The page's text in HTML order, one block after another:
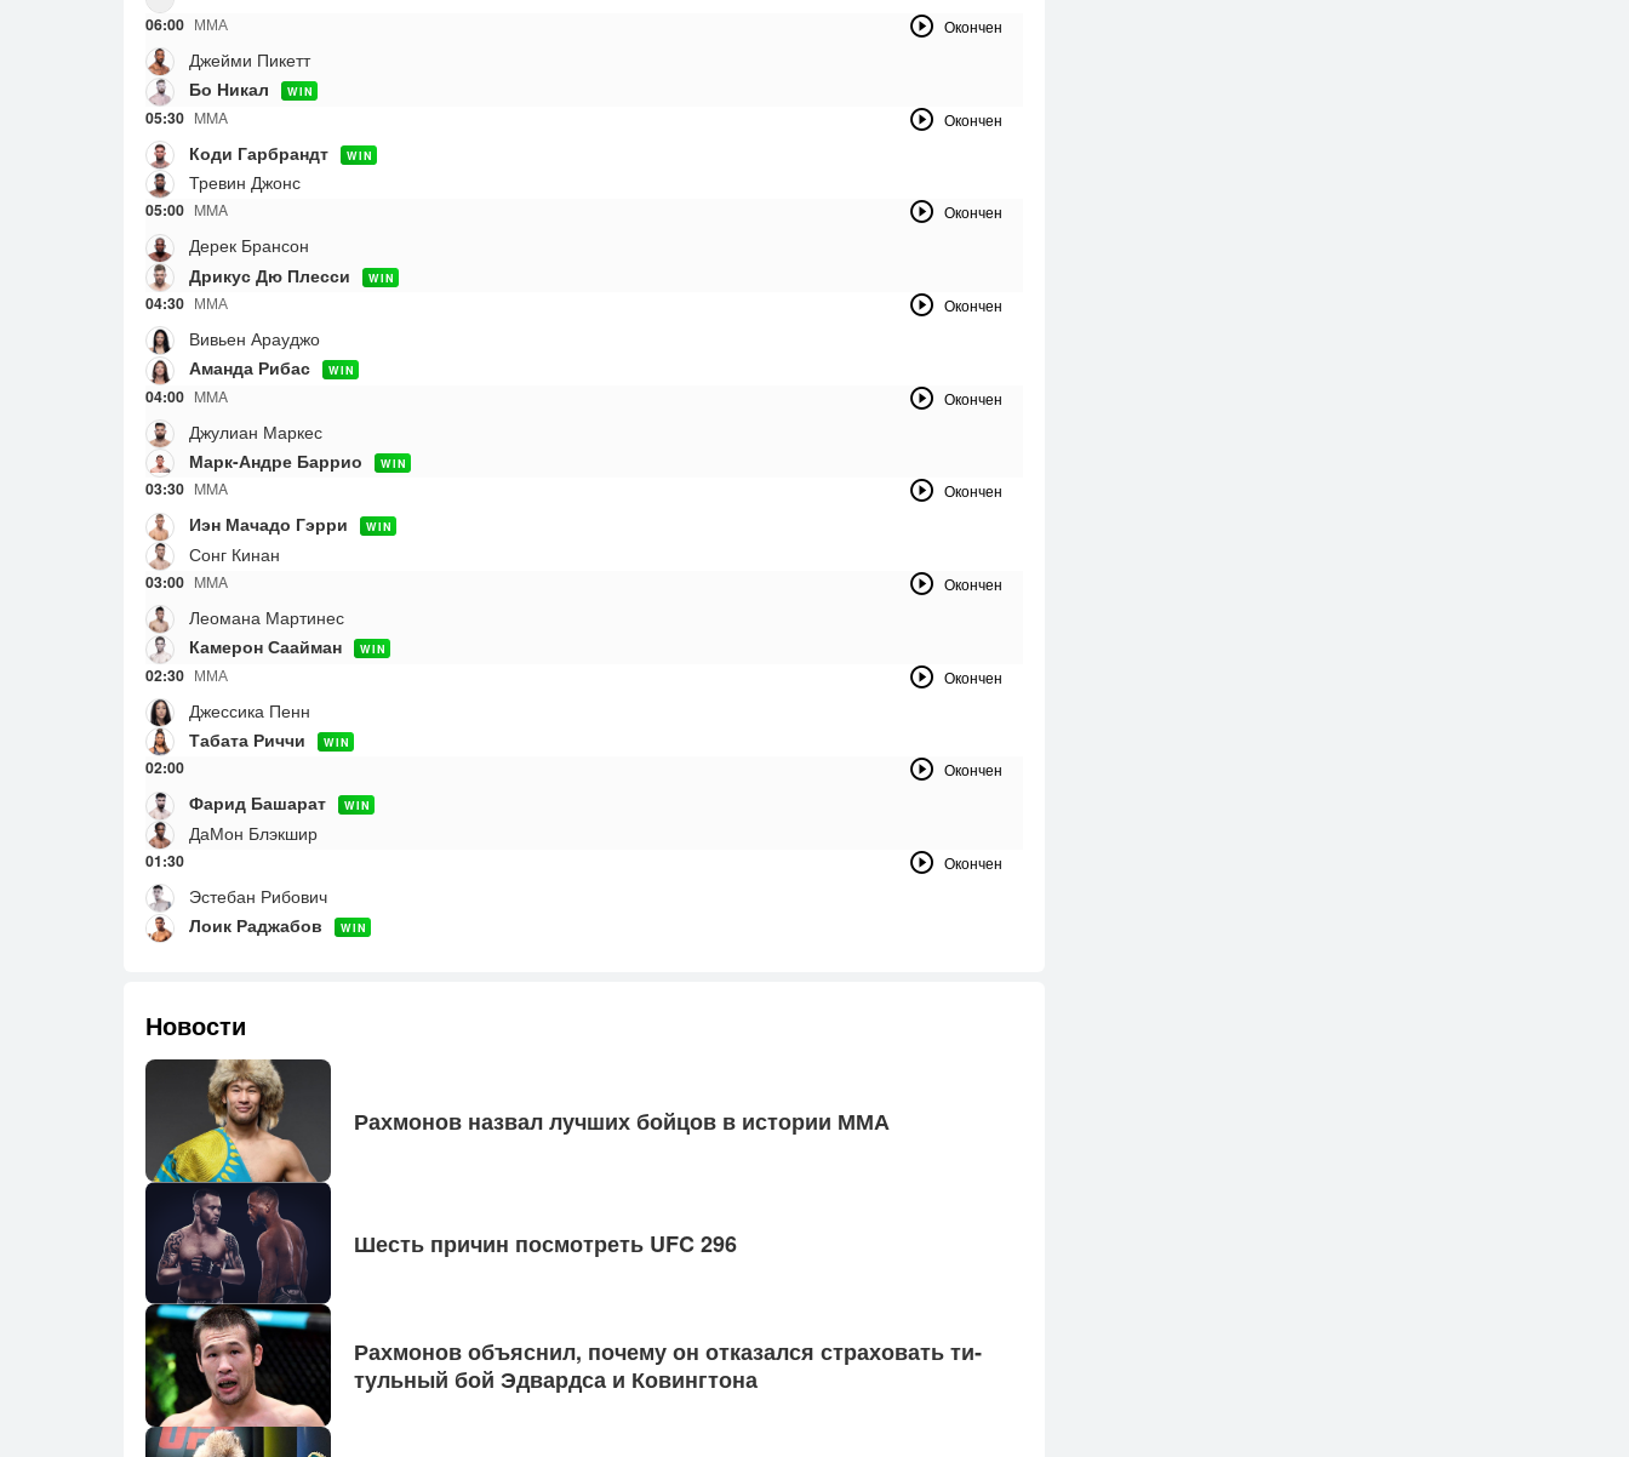
06:00 ММА Окончен
Джейми Пикетт
Бо Никал
WIN
05:30 MMA Окончен
Коди Гарбрандт WIN
Тревин Джонс
05:00 MMA Окончен
Дерек Брансон
Дрикус Дю Плесси
WIN
04:30 ММА Окончен
Вивьен Арауджо
Аманда Рибас
WIN
04:00 MMA Окончен
Джулиан Маркес
Марк-Андре Баррио
WIN
03:30 MMA Окончен
Иэн Мачадо Гэрри WIN
Сонг Кинан
03:00 MMA Окончен
Леомана Мартинес
Камерон Саайман
WIN
02:30 ММА Окончен
Джессика Пенн
Табата Риччи
WIN
02:00 Окончен
Фарид Башарат WIN
ДаМон Блэкшир
01:30 Окончен
Эстебан Рибович
Лоик Раджабов
WIN
Новости
Рах­мо­нов наз­вал луч­ших бой­цов в ис­то­рии ММА
Шесть при­чин пос­мотреть UFC 296
Рах­мо­нов объ­яс­нил, по­чему он от­ка­зал­ся стра­ховать ти­
туль­ный бой Эд­вард­са и Ко­винг­то­на